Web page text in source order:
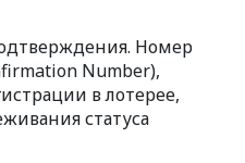
Номер
Number),
в лотерее,
статуса